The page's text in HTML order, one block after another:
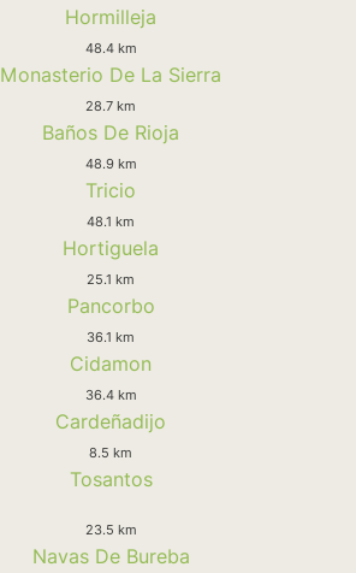
Hormilleja
48.4 km
Monasterio De La Sierra
28.7 km
Baños De Rioja
48.9 km
Tricio
48.1 km
Hortiguela
25.1 km
Pancorbo
36.1 km
Cidamon
36.4 km
Cardeñadijo
8.5 km
Tosantos
23.5 km
Navas De Bureba